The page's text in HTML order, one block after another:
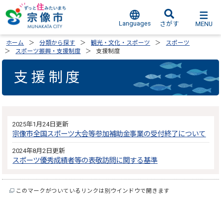
Languages さがす MENU
ホーム 分類から探す 観光・文化・スポーツ
スポーツ
スポーツ振興・支援制度
支援制度
支援制度
2025年1月24日更新
宗像市全国スポーツ大会等参加補助金事業の受付終了について
2024年8月2日更新
スポーツ優秀成績者等の表敬訪問に関する基準
このマークがついているリンクは別ウインドウで開きます